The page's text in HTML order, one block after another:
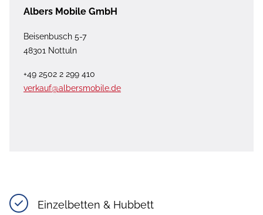
Albers Mobile GmbH
Beisenbusch 5-7
48301 Nottuln
+49 2502 2 299 410
verkauf@albersmobile.de
Einzelbetten & Hubbett